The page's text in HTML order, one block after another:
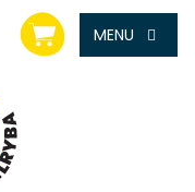
NÁKUPNÍ
KOŠÍK